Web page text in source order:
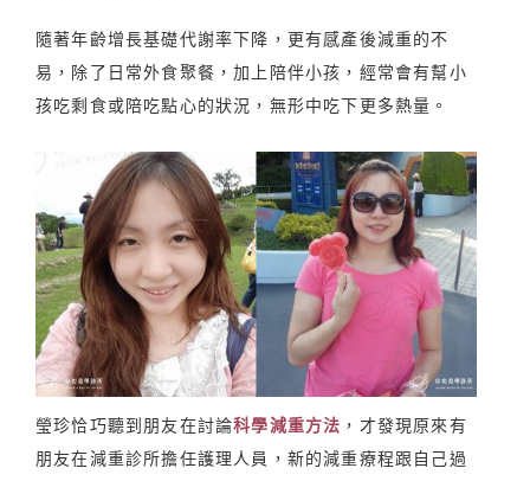
隨著年齡增長基礎代謝率下降，更有感產後減重的不
易，除了日常外食聚餐，加上陪伴小孩，經常會有幫小
孩吃剩食或陪吃點心的狀況，無形中吃下更多熱量。
瑩珍恰巧聽到朋友在討論科學減重方法 ，才發現原來有
朋友在減重診所擔任護理人員，新的減重療程跟自己過